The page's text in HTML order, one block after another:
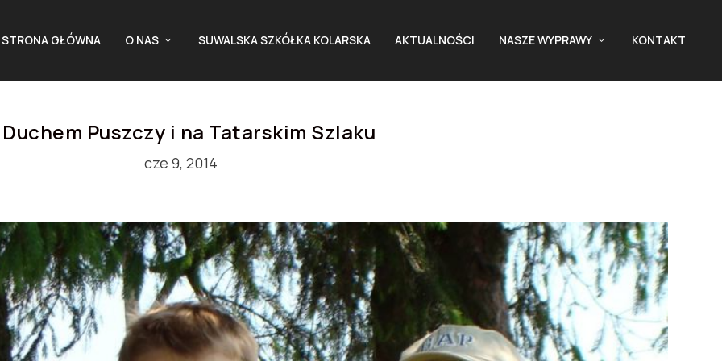
STRONA GŁÓWNA O NAS SUWALSKA SZKÓŁKA KOLARSKA AKTUALNOŚCI NASZE WYPRAWY KONTAKT
Puszczy i na Tatarskim Szlaku
cze 9, 2014